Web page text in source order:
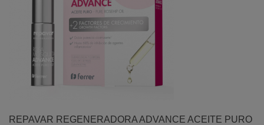
REPAVAR REGENERADORA ADVANCE ACEITE PURO